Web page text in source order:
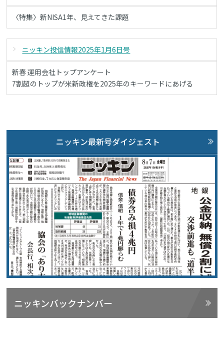
〈特集〉新NISA1年、見えてきた課題
ニッキン投信情報2025年1月6日号
新春 運用会社トップアンケート
7割超のトップが米新政権を2025年のキーワードにあげる
ニッキン最新号ダイジェスト
ニッキンバックナンバー